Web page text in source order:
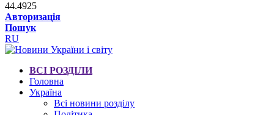
44.4925
Авторизація
Пошук
RU
ВСІ РОЗДІЛИ
Головна
Україна
Всі новини розділу